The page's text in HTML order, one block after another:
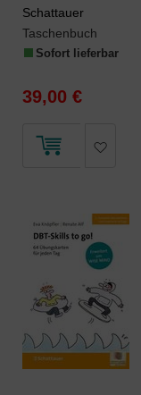
Schattauer
Taschenbuch
Sofort lieferbar
39,00 €